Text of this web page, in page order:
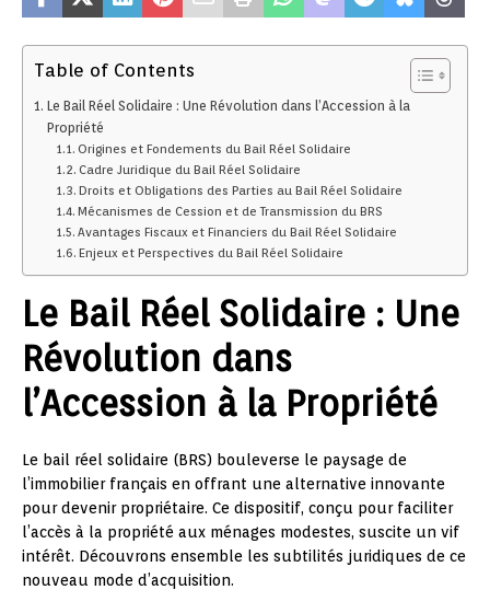
Table of Contents
Le Bail Réel Solidaire : Une Révolution dans l’Accession à la
Propriété
Origines et Fondements du Bail Réel Solidaire
Cadre Juridique du Bail Réel Solidaire
Droits et Obligations des Parties au Bail Réel Solidaire
Mécanismes de Cession et de Transmission du BRS
Avantages Fiscaux et Financiers du Bail Réel Solidaire
Enjeux et Perspectives du Bail Réel Solidaire
Le Bail Réel Solidaire : Une
Révolution dans
l’Accession à la Propriété
Le bail réel solidaire (BRS) bouleverse le paysage de
l’immobilier français en offrant une alternative innovante
pour devenir propriétaire. Ce dispositif, conçu pour faciliter
l’accès à la propriété aux ménages modestes, suscite un vif
intérêt. Découvrons ensemble les subtilités juridiques de ce
nouveau mode d’acquisition.